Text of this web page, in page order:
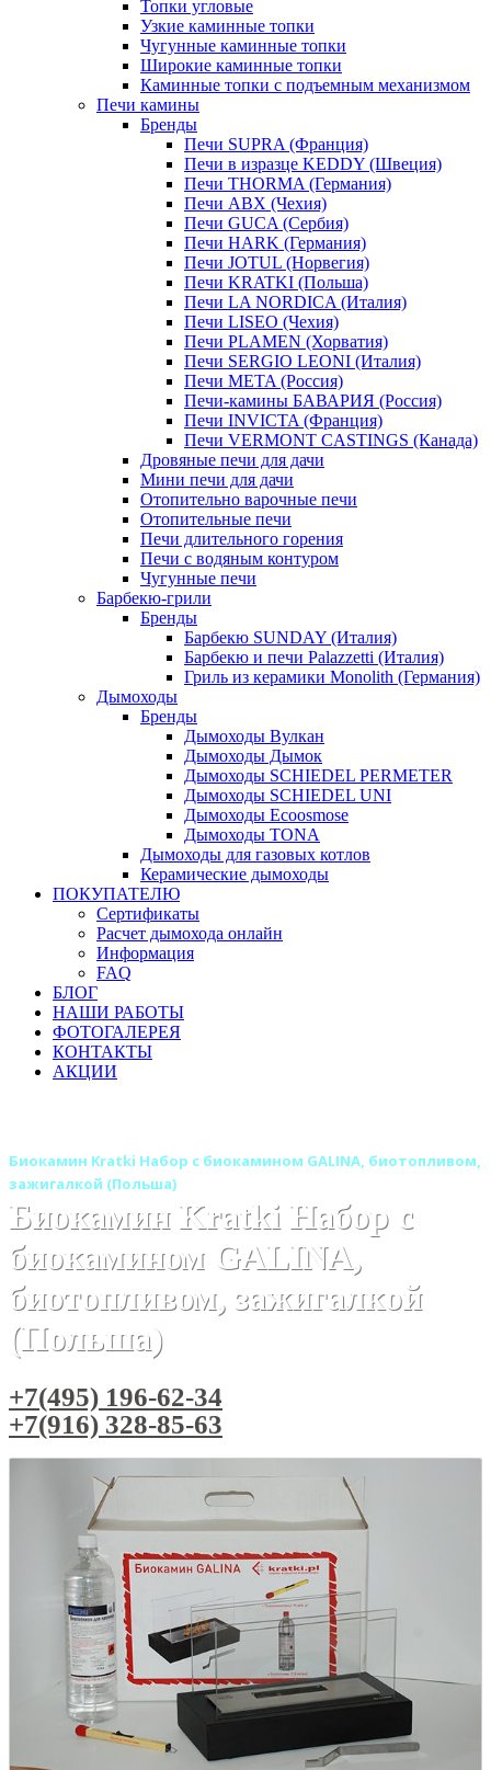
Топки угловые
Узкие каминные топки
Чугунные каминные топки
Широкие каминные топки
Каминные топки с подъемным механизмом
Печи камины
Бренды
Печи SUPRA (Франция)
Печи в изразце KEDDY (Швеция)
Печи THORMA (Германия)
Печи ABX (Чехия)
Печи GUCA (Сербия)
Печи HARK (Германия)
Печи JOTUL (Норвегия)
Печи KRATKI (Польша)
Печи LA NORDICA (Италия)
Печи LISEO (Чехия)
Печи PLAMEN (Хорватия)
Печи SERGIO LEONI (Италия)
Печи META (Россия)
Печи-камины БАВАРИЯ (Россия)
Печи INVICTA (Франция)
Печи VERMONT CASTINGS (Канада)
Дровяные печи для дачи
Мини печи для дачи
Отопительно варочные печи
Отопительные печи
Печи длительного горения
Печи с водяным контуром
Чугунные печи
Барбекю-грили
Бренды
Барбекю SUNDAY (Италия)
Барбекю и печи Palazzetti (Италия)
Гриль из керамики Monolith (Германия)
Дымоходы
Бренды
Дымоходы Вулкан
Дымоходы Дымок
Дымоходы SCHIEDEL PERMETER
Дымоходы SCHIEDEL UNI
Дымоходы Ecoosmose
Дымоходы TONA
Дымоходы для газовых котлов
Керамические дымоходы
ПОКУПАТЕЛЮ
Сертификаты
Расчет дымохода онлайн
Информация
FAQ
БЛОГ
НАШИ РАБОТЫ
ФОТОГАЛЕРЕЯ
КОНТАКТЫ
АКЦИИ
Биокамин Kratki Набор с биокамином GALINA, биотопливом,
зажигалкой (Польша)
Биокамин Kratki Набор с
биокамином GALINA,
биотопливом, зажигалкой
(Польша)
+7(495) 196-62-34
+7(916) 328-85-63